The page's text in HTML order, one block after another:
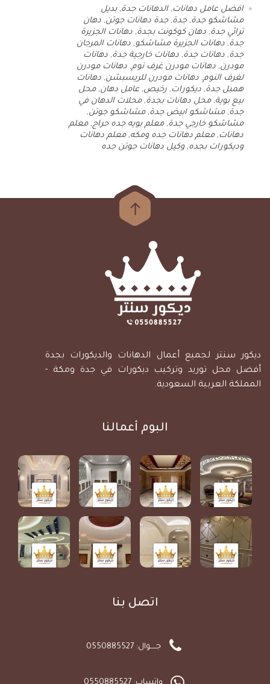
افضل عامل دهانات ,الدهانات جدة,بديل
مشاشكو جدة,جدة,جدة دهانات جوتن, دهان
تراثي جدة, دهان كوكونت بجدة, دهانات الجزيرة
جدة, دهانات الجزيرة مشاشكو, دهانات المرجان
جدة, دهانات جدة, دهانات خارجية جدة, دهانات
مودرن, دهانات مودرن غرف نوم, دهانات مودرن
لغرف النوم, دهانات مودرن للريسبشن, دهانات
همبل جدة, ديكورات , رخيص, عامل دهان,محل
بيع بوية,محل دهانات بجدة,محلات الدهان في
جدة,مشاشكو ابيض جدة,مشاشكو جوتن,
مشاشكو خارجي جدة,معلم بويه جده حراج,معلم
دهانات ,معلم دهانات جده ومكه,معلم دهانات
وديكورات بجده,وكيل دهانات جوتن جده
ديكور سنتر لجميع أعمال الدهانات والديكورات بجدة
أفضل محل توريد وتركيب ديكورات في جدة ومكة -
المملكة العربية السعودية.
البوم أعمالنا
اتصل بنا
جـــــوال: 0550885527